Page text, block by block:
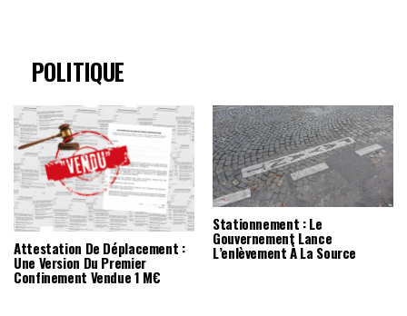
POLITIQUE
Attestation De Déplacement :
Une Version Du Premier
Confinement Vendue 1 M€
Stationnement : Le
Gouvernement Lance
L’enlèvement À La Source